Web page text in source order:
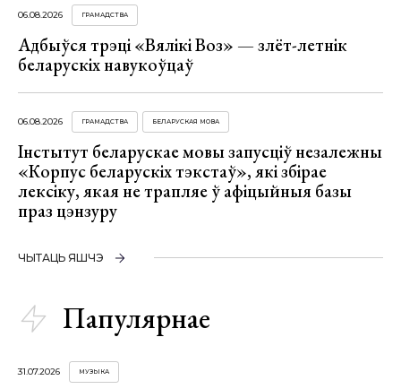
06.08.2026 ГРАМАДСТВА
Адбыўся трэці «Вялікі Воз» — злёт-летнік
беларускіх навукоўцаў
06.08.2026 ГРАМАДСТВА БЕЛАРУСКАЯ МОВА
Інстытут беларускае мовы запусціў незалежны
«Корпус беларускіх тэкстаў», які збірае
лексіку, якая не трапляе ў афіцыйныя базы
праз цэнзуру
ЧЫТАЦЬ ЯШЧЭ
Папулярнае
31.07.2026 МУЗЫКА